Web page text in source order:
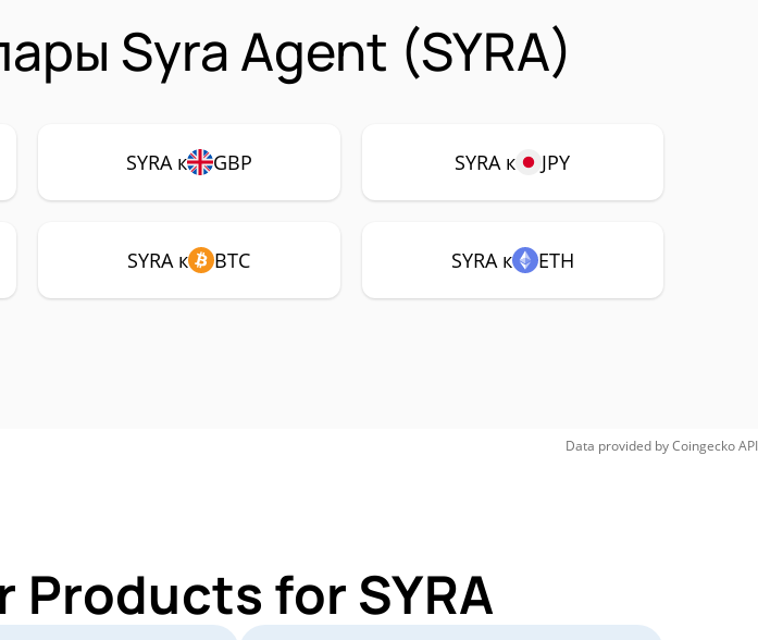
Syra Agent (SYRA)
SYRA к GBP SYRA к JPY
SYRA к BTC SYRA к ETH
Data provided byCoingeckoAPI
Products for SYRA